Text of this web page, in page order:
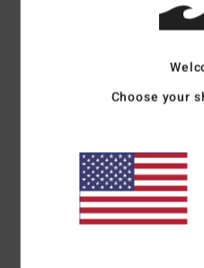
Mostrar original - Alemão
Eu recomendo este produto
5
Choose your